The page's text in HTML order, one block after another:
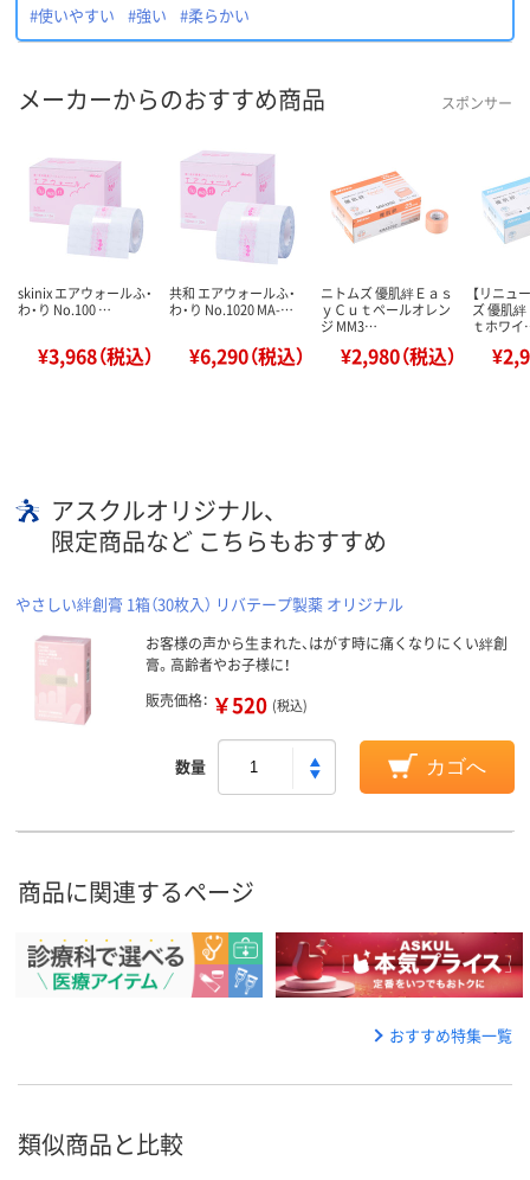
#使いやすい
#強い #柔らかい
メーカーからのおすすめ商品 スポンサー
skinix エアウォールふ・
わ・り No.100 …
¥3,968（税込）
共和 エアウォールふ・
わ・り No.1020 MA-…
¥6,290（税込）
ニトムズ 優肌絆Ｅａｓ
ｙＣｕｔペールオレン
ジ MM3…
¥2,980（税込）
【リニュ
ズ 優肌
ｔホワ
アスクルオリジナル、
限定商品など こちらもおすすめ
やさしい絆創膏 1箱（30枚入） リバテープ製薬 オリジナル
お客様の声から生まれた、はがす時に痛くなりにくい絆創
膏。高齢者やお子様に！
販売価格： ￥520 (税込)
数量 カゴへ
商品に関連するページ
おすすめ特集一覧
類似商品と比較